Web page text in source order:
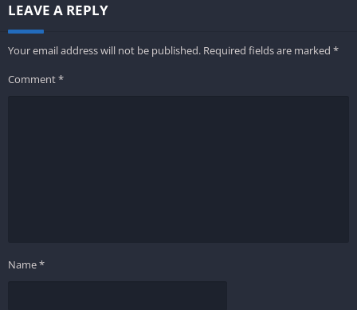
LEAVE A REPLY
Your email address will not be published. Required fields are marked *
Comment*
Name*